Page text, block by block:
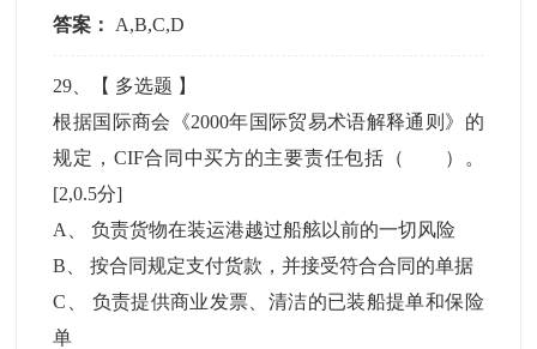
答案： A,B,C,D
29 、【 多选题 】
根据国际商会《2000年国际贸易术语解释通则》的
规定，CIF合同中买方的主要责任包括（ ）。
[2,0.5分]
A
、负责货物在装运港越过船舷以前的一切风险
B 、按合同规定支付货款，并接受符合合同的单据
C
负责提供商业发票、清洁的已装船提单和保险
单